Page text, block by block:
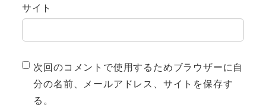
サイト
次回のコメントで使用するためブラウザーに自
分の名前、メールアドレス、サイトを保存す
る。